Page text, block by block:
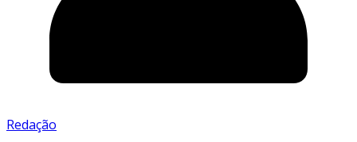
Redação